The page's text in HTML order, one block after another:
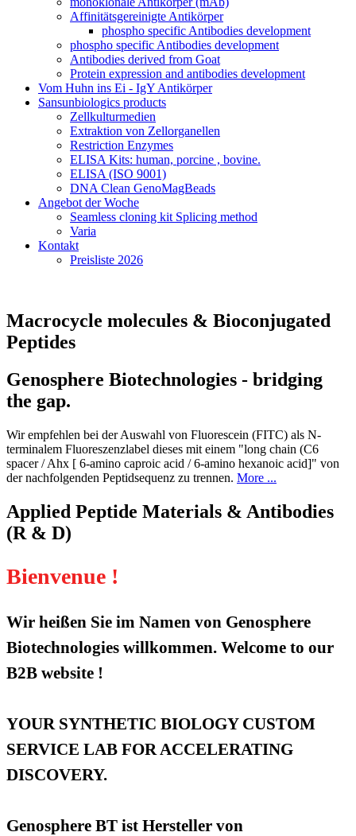
Affinitätsgereinigte Antikörper
phospho specific Antibodies development
phospho specific Antibodies development
Antibodies derived from Goat
Protein expression and antibodies development
Vom Huhn ins Ei - IgY Antikörper
Sansunbiologics products
Zellkulturmedien
Extraktion von Zellorganellen
Restriction Enzymes
ELISA Kits: human, porcine , bovine.
ELISA (ISO 9001)
DNA Clean GenoMagBeads
Angebot der Woche
Seamless cloning kit Splicing method
Varia
Kontakt
Preisliste 2026
Macrocycle molecules & Bioconjugated
Peptides
Genosphere Biotechnologies - bridging
the gap.
Wir empfehlen bei der Auswahl von Fluorescein (FITC) als N-
terminalem Fluoreszenzlabel dieses mit einem "long chain (C6
spacer / Ahx [ 6-amino caproic acid / 6-amino hexanoic acid]" von
der nachfolgenden Peptidsequenz zu trennen. More ...
Applied Peptide Materials & Antibodies
(R & D)
Bienvenue !
Wir heißen Sie im Namen von Genosphere
Biotechnologies willkommen. Welcome to our
B2B website !
YOUR SYNTHETIC BIOLOGY CUSTOM
SERVICE LAB FOR ACCELERATING
DISCOVERY.
Genosphere BT ist Hersteller von